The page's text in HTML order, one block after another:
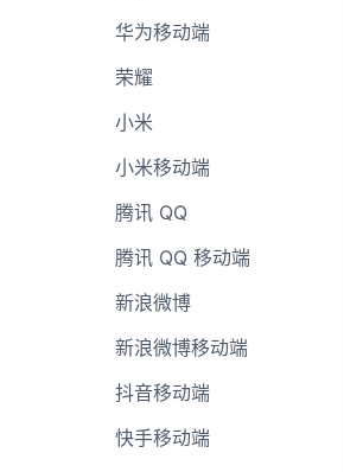
华为移动端
荣耀
小米
小米移动端
腾讯 QQ
腾讯 QQ 移动端
新浪微博
新浪微博移动端
抖音移动端
快手移动端